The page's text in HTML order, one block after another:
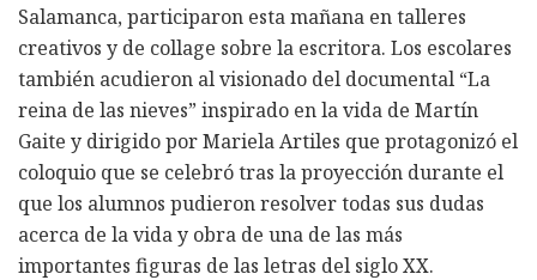
Salamanca, participaron esta mañana en talleres
creativos y de collage sobre la escritora. Los escolares
también acudieron al visionado del documental “La
reina de las nieves” inspirado en la vida de Martín
Gaite y dirigido por Mariela Artiles que protagonizó el
coloquio que se celebró tras la proyección durante el
que los alumnos pudieron resolver todas sus dudas
acerca de la vida y obra de una de las más
importantes figuras de las letras del siglo XX.